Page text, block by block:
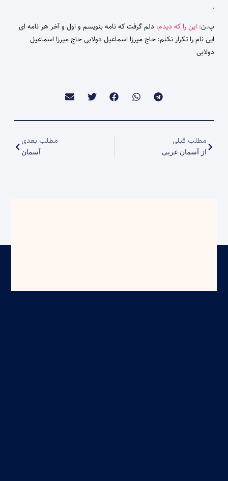
.
پ.ن: این را که دیدم، دلم گرفت که نامه بنویسم و اول و آخر هر نامه ای
این نام را تکرار نکنم: حاج میرزا اسماعیل دولابی حاج میرزا اسماعیل
دولابی
مطلب قبلی
از آسمان غربی
مطلب بعدی
آسمان